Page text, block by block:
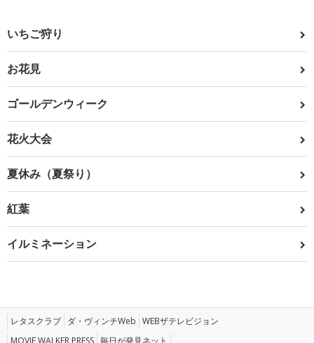
いちご狩り
お花見
ゴールデンウィーク
花火大会
夏休み（夏祭り）
紅葉
イルミネーション
レタスクラブ ダ・ヴィンチWeb WEBザテレビジョン
MOVIE WALKER PRESS 毎日が発見ネット